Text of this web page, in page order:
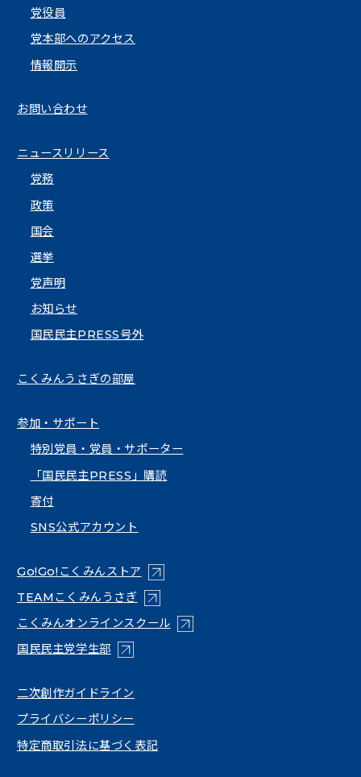
党役員
党本部へのアクセス
情報開示
お問い合わせ
ニュースリリース
党務
政策
国会
選挙
党声明
お知らせ
国民民主PRESS号外
こくみんうさぎの部屋
参加・サポート
特別党員・党員・サポーター
「国民民主PRESS」購読
寄付
SNS公式アカウント
Go!Go!こくみんストア （新しいタブで開く）
TEAMこくみんうさぎ（新しいタブで開く）
こくみんオンラインスクール（新しいタブで開く）
国民民主党学生部（新しいタブで開く）
二次創作ガイドライン
プライバシーポリシー
特定商取引法に基づく表記